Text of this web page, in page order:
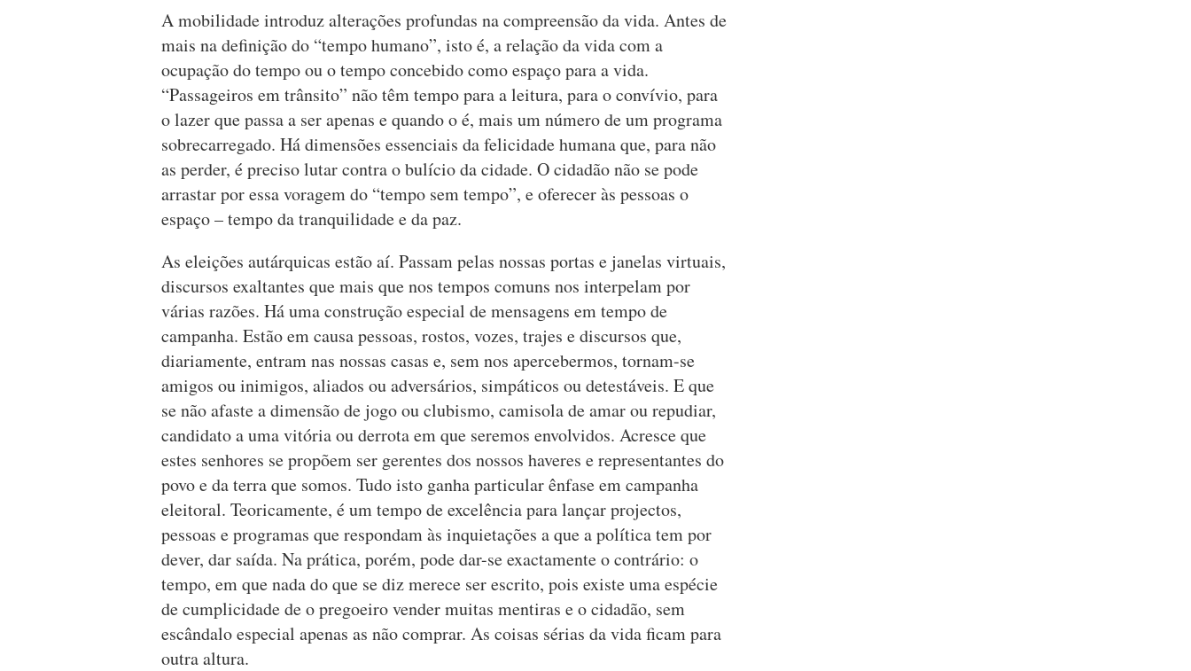
A mobilidade introduz alterações profundas na compreensão da vida. Antes de
mais na definição do “tempo humano”, isto é, a relação da vida com a
ocupação do tempo ou o tempo concebido como espaço para a vida.
“Passageiros em trânsito” não têm tempo para a leitura, para o convívio, para
o lazer que passa a ser apenas e quando o é, mais um número de um programa
sobrecarregado. Há dimensões essenciais da felicidade humana que, para não
as perder, é preciso lutar contra o bulício da cidade. O cidadão não se pode
arrastar por essa voragem do “tempo sem tempo”, e oferecer às pessoas o
espaço – tempo da tranquilidade e da paz.
As eleições autárquicas estão aí. Passam pelas nossas portas e janelas virtuais,
discursos exaltantes que mais que nos tempos comuns nos interpelam por
várias razões. Há uma construção especial de mensagens em tempo de
campanha. Estão em causa pessoas, rostos, vozes, trajes e discursos que,
diariamente, entram nas nossas casas e, sem nos apercebermos, tornam-se
amigos ou inimigos, aliados ou adversários, simpáticos ou detestáveis. E que
se não afaste a dimensão de jogo ou clubismo, camisola de amar ou repudiar,
candidato a uma vitória ou derrota em que seremos envolvidos. Acresce que
estes senhores se propõem ser gerentes dos nossos haveres e representantes do
povo e da terra que somos. Tudo isto ganha particular ênfase em campanha
eleitoral. Teoricamente, é um tempo de excelência para lançar projectos,
pessoas e programas que respondam às inquietações a que a política tem por
dever, dar saída. Na prática, porém, pode dar-se exactamente o contrário: o
tempo, em que nada do que se diz merece ser escrito, pois existe uma espécie
de cumplicidade de o pregoeiro vender muitas mentiras e o cidadão, sem
escândalo especial apenas as não comprar. As coisas sérias da vida ficam para
outra altura.